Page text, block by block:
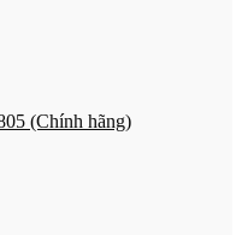
(Chính hãng)